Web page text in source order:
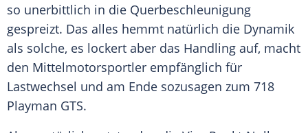
so unerbittlich in die Querbeschleunigung
gespreizt. Das alles hemmt natürlich die Dynamik
als solche, es lockert aber das Handling auf, macht
den Mittelmotorsportler empfänglich für
Lastwechsel und am Ende sozusagen zum 718
Playman GTS.